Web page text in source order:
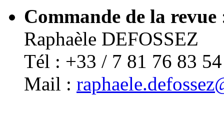
Commande de la revue
Raphaèle DEFOSSEZ
Tél : +33 / 7 81 76 83 54
Mail :